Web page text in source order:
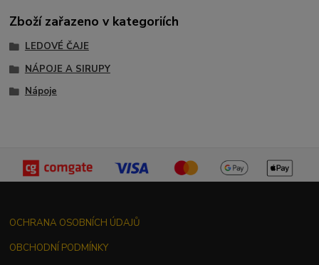
Zboží zařazeno v kategoriích
LEDOVÉ ČAJE
NÁPOJE A SIRUPY
Nápoje
OCHRANA OSOBNÍCH ÚDAJŮ
OBCHODNÍ PODMÍNKY